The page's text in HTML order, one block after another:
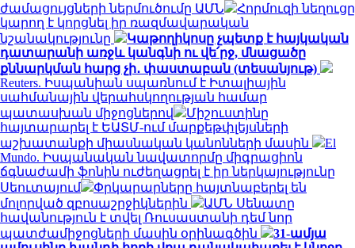
ժամացույցների ներմուծումը ԱՄՆ
Հորմուզի նեղուցը
կարող է կորցնել իր ռազմավարական
նշանակությունը
Կաթողիկոսը չպետք է հայկական
դատարանի առջև կանգնի ու վե՛րջ, մնացածը
քննարկման հարց չի․ փաստաբան (տեսանյութ)
Reuters. Իսպանիան սպառնում է Իտալիային
սահմանային վերահսկողության համար
պատասխան միջոցներով
Միշուստինը
հայտարարել է ԵԱՏՄ-ում մարքեթփլեյսների
աշխատանքի միասնական կանոնների մասին
El
Mundo. Իսպանական նավատորմը միգրացիոն
ճգնաժամի ֆոնին ուժեղացրել է իր ներկայությունը
Սեուտայում
Փրկարարները հայտնաբերել են
մոլորված զբոսաշրջիկներին
ԱՄՆ Սենատը
հավանություն է տվել Ռուսաստանի դեմ նոր
պատժամիջոցների մասին օրինագծին
31-ամյա